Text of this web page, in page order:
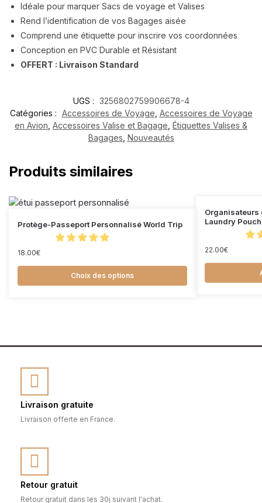
Idéale pour marquer Sacs de voyage et Valises
Rend l’identification de vos Bagages aisée
Comprend une étiquette pour inscrire vos coordonnées
Conception en PVC Durable et Résistant
OFFERT : Livraison Standard
UGS : 3256802759906678-4
Catégories : Accessoires de Voyage Accessoires de Voyage
en Avion Accessoires Valise et Bagage Étiquettes Valises &
Bagages Nouveautés
Produits similaires
Protège-Passeport Personnalisé World Trip
18.00€
Choix des options
Organisateurs
Laundry
22.00€
Livraison gratuite
Livraison offerte en France.
Retour gratuit
Retour gratuit dans les 30j suivant l'achat.